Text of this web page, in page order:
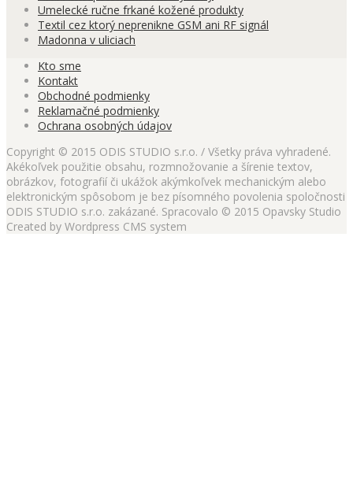
Umelecké ručne frkané kožené produkty
Textil cez ktorý neprenikne GSM ani RF signál
Madonna v uliciach
Kto sme
Kontakt
Obchodné podmienky
Reklamačné podmienky
Ochrana osobných údajov
Copyright © 2015 ODIS STUDIO s.r.o. / Všetky práva vyhradené.
Akékoľvek použitie obsahu, rozmnožovanie a šírenie textov,
obrázkov, fotografií či ukážok akýmkoľvek mechanickým alebo
elektronickým spôsobom je bez písomného povolenia spoločnosti
ODIS STUDIO s.r.o. zakázané. Spracovalo © 2015 Opavsky Studio
Created by Wordpress CMS system